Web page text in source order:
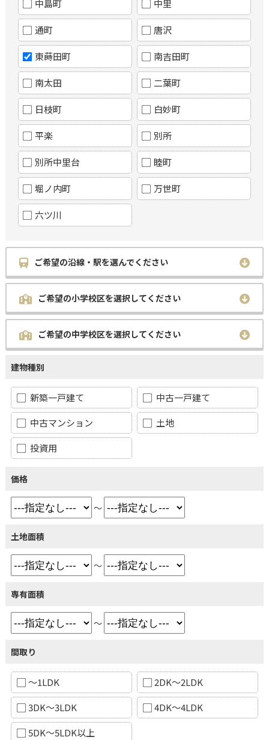
中島町 中里
通町 唐沢
東蒔田町 南吉田町
南太田 二葉町
日枝町 白妙町
平楽 別所
別所中里台 睦町
堀ノ内町 万世町
六ツ川
ご希望の沿線・駅を選んでください
ご希望の小学校区を選択してください
ご希望の中学校区を選択してください
建物種別
新築一戸建て
中古一戸建て
中古マンション
土地
投資用
価格
～
土地面積
～
専有面積
～
間取り
～1LDK
2DK～2LDK
3DK～3LDK
4DK～4LDK
5DK～5LDK以上